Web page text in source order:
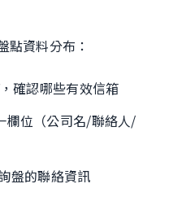
點資料分布：
確認哪些有效信箱
欄位（公司名/聯絡人/
盤的聯絡資訊